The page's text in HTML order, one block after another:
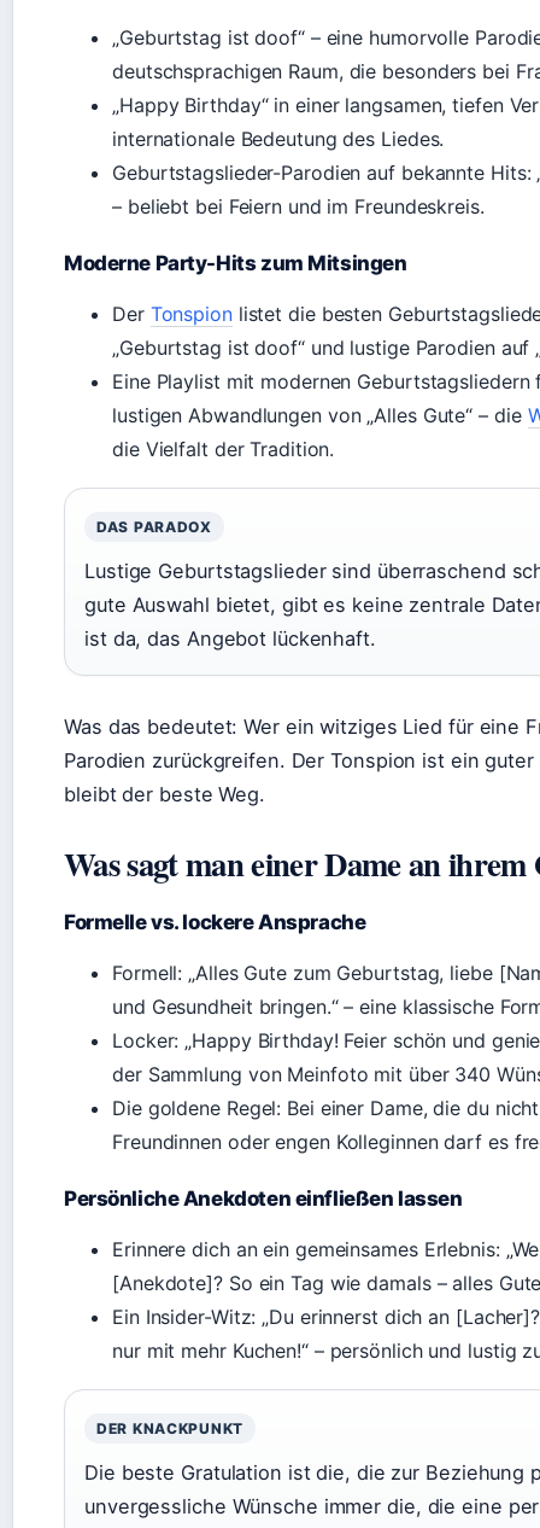
„Geburtstag ist doof“ – eine humorvolle
deutschsprachigen Raum, die besonders bei
„Happy Birthday“ in einer langsamen, tiefen
internationale Bedeutung des Liedes.
Geburtstagslieder-Parodien auf bekannte
– beliebt bei Feiern und im Freundeskreis.
Moderne Party-Hits zum Mitsingen
Der Tonspionlistet die besten
„Geburtstag ist doof“ und lustige Parodien auf
Eine Playlist mit modernen Geburtstagsliedern
lustigen Abwandlungen von „Alles Gute“ – die
die Vielfalt der Tradition.
DAS PARADOX
Lustige Geburtstagslieder sind überraschend
gute Auswahl bietet, gibt es keine zentrale
ist da, das Angebot lückenhaft.
Was das bedeutet: Wer ein witziges Lied für eine
Parodien zurückgreifen. Der Tonspion ist ein
bleibt der beste Weg.
Was sagt man einer Dame an
Formelle vs. lockere Ansprache
Formell: „Alles Gute zum Geburtstag, liebe
und Gesundheit bringen.“ – eine klassische
Locker: „Happy Birthday! Feier schön und
der Sammlung von Meinfoto mit über 340
Die goldene Regel: Bei einer Dame, die du
Freundinnen oder engen Kolleginnen darf es
Persönliche Anekdoten einfließen lassen
Erinnere dich an ein gemeinsames Erlebnis:
[Anekdote]? So ein Tag wie damals – alles
Ein Insider-Witz: „Du erinnerst dich an
nur mit mehr Kuchen!“ – persönlich und lustig
DER KNACKPUNKT
Die beste Gratulation ist die, die zur Beziehung
unvergessliche Wünsche immer die, die eine